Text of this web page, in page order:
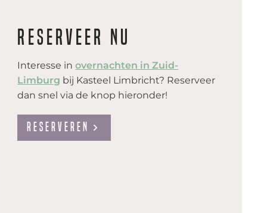
Reserveer nu
Interesse inovernachten in Zuid-
Limburg bij Kasteel Limbricht? Reserveer
dan snel via de knop hieronder!
Reserveren